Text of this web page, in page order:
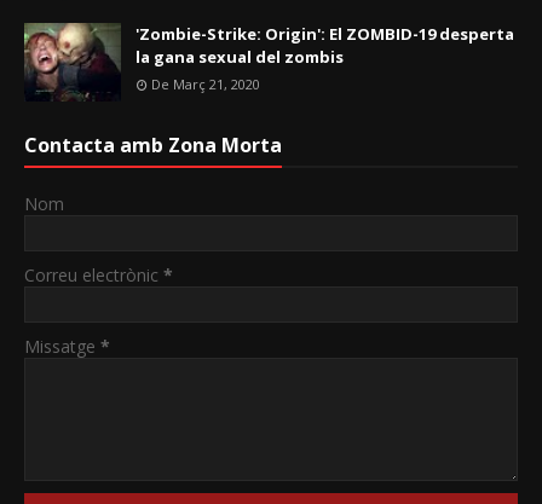
'Zombie-Strike: Origin': El ZOMBID-19 desperta
la gana sexual del zombis
De Març 21, 2020
Contacta amb Zona Morta
Nom
Correu electrònic *
Missatge *